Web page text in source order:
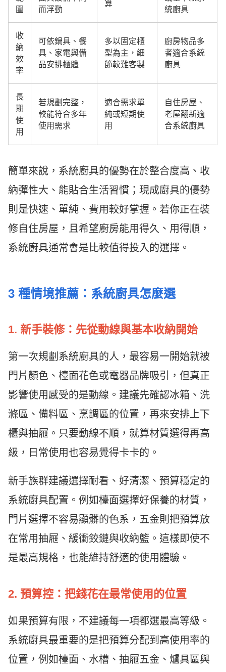
圍
而浮動
算
統廚具
收
納
效
率
可依鍋具、餐
具、家電與備
品安排櫃體
多以固定櫃
型為主，細
節較難客製
廚房物品多
者適合系統
廚具
長
期
使
用
若規劃完整，
較能符合多年
使用需求
適合需求單
純或短期使
用
自住房屋、
老屋翻新適
合系統廚具
簡單來說，系統廚具的優勢在於整合度高、收
納彈性大、能貼合生活習慣；現成廚具的優勢
則是快速、單純、費用較好掌握。若你正在裝
修自住房屋，且希望廚房能用得久、用得順，
系統廚具通常會是比較值得投入的選擇。
3 種情境推薦：系統廚具怎麼選
1. 新手裝修：先從動線與基本收納開始
第一次規劃系統廚具的人，最容易一開始就被
門片顏色、檯面花色或電器品牌吸引，但真正
影響使用感受的是動線。建議先確認冰箱、洗
滌區、備料區、烹調區的位置，再來安排上下
櫃與抽屜。只要動線不順，就算材質選得再高
級，日常使用也容易覺得卡卡的。
新手族群建議選擇耐看、好清潔、預算穩定的
系統廚具配置。例如檯面選擇好保養的材質，
門片選擇不容易顯髒的色系，五金則把預算放
在常用抽屜、緩衝鉸鏈與收納籃。這樣即使不
是最高規格，也能維持舒適的使用體驗。
2. 預算控：把錢花在最常使用的位置
如果預算有限，不建議每一項都選最高等級。
系統廚具最重要的是把預算分配到高使用率的
位置，例如檯面、水槽、抽屜五金、爐具區與